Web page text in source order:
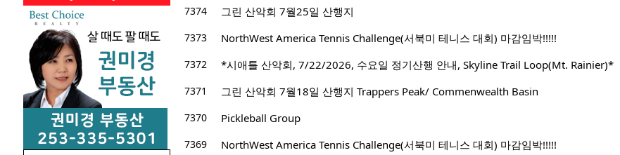
7374
그린 산악회 7월25일 산행지
7373
NorthWest America Tennis Challenge(서북미 테니스 대회) 마감임박!!!!!
7372
*시애틀 산악회, 7/22/2026, 수요일 정기산행 안내, Skyline Trail Loop(Mt. Rainier)*
7371
그린 산악회 7월18일 산행지 Trappers Peak/ Commenwealth Basin
7370
Pickleball Group
7369
NorthWest America Tennis Challenge(서북미 테니스 대회) 마감임박!!!!!